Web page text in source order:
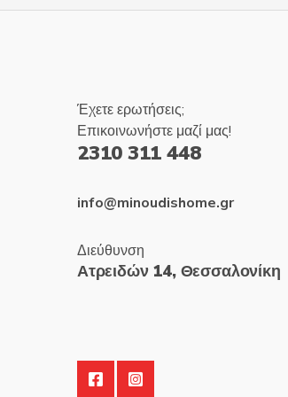
Έχετε ερωτήσεις;
Επικοινωνήστε μαζί μας!
2310 311 448
info@minoudishome.gr
Διεύθυνση
Ατρειδών 14, Θεσσαλονίκη